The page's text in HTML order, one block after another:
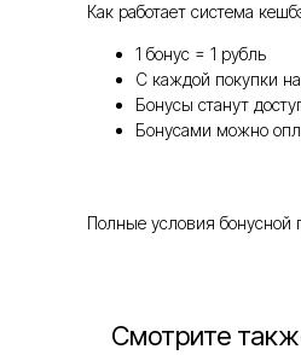
Как работает система
1 бонус = 1 рубль
С каждой покупки
Бонусы станут
Бонусами можно
Полные условия бонусной
Смотрите